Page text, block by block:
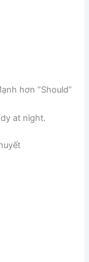
hơn “Should”
at night.